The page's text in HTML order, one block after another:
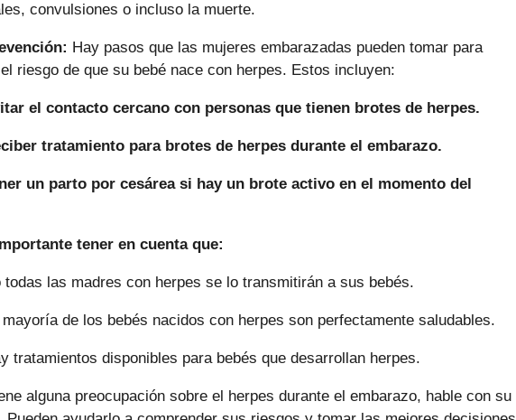
convulsiones o incluso la muerte.
Hay pasos que las mujeres embarazadas pueden tomar para
riesgo de que su bebé nace con herpes. Estos incluyen:
el contacto cercano con personas que tienen brotes de herpes.
tratamiento para brotes de herpes durante el embarazo.
un parto por cesárea si hay un brote activo en el momento del
tener en cuenta que:
todas las madres con herpes se lo transmitirán a sus bebés.
de los bebés nacidos con herpes son perfectamente saludables.
tratamientos disponibles para bebés que desarrollan herpes.
alguna preocupación sobre el herpes durante el embarazo, hable con su